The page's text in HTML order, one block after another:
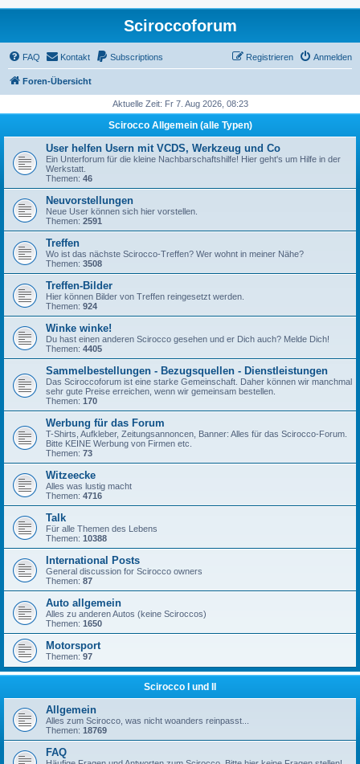
Sciroccoforum
FAQ Kontakt Subscriptions Anmelden
Registrieren
Foren-Übersicht
Aktuelle Zeit: Fr 7. Aug 2026, 08:23
Scirocco Allgemein (alle Typen)
User helfen Usern mit VCDS, Werkzeug und Co
Ein Unterforum für die kleine Nachbarschaftshilfe! Hier geht's um Hilfe in der
Werkstatt.
Themen: 46
Neuvorstellungen
Neue User können sich hier vorstellen.
Themen: 2591
Treffen
Wo ist das nächste Scirocco-Treffen? Wer wohnt in meiner Nähe?
Themen: 3508
Treffen-Bilder
Hier können Bilder von Treffen reingesetzt werden.
Themen: 924
Winke winke!
Du hast einen anderen Scirocco gesehen und er Dich auch? Melde Dich!
Themen: 4405
Sammelbestellungen - Bezugsquellen - Dienstleistungen
Das Sciroccoforum ist eine starke Gemeinschaft. Daher können wir manchmal
sehr gute Preise erreichen, wenn wir gemeinsam bestellen.
Themen: 170
Werbung für das Forum
T-Shirts, Aufkleber, Zeitungsannoncen, Banner: Alles für das Scirocco-Forum.
Bitte KEINE Werbung von Firmen etc.
Themen: 73
Witzeecke
Alles was lustig macht
Themen: 4716
Talk
Für alle Themen des Lebens
Themen: 10388
International Posts
General discussion for Scirocco owners
Themen: 87
Auto allgemein
Alles zu anderen Autos (keine Sciroccos)
Themen: 1650
Motorsport
Themen: 97
Scirocco I und II
Allgemein
Alles zum Scirocco, was nicht woanders reinpasst...
Themen: 18769
FAQ